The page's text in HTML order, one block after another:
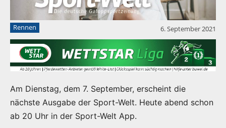
Rennen 6. September 2021
Am Dienstag, dem 7. September, erscheint die
nächste Ausgabe der Sport-Welt. Heute abend schon
ab 20 Uhr in der Sport-Welt App.